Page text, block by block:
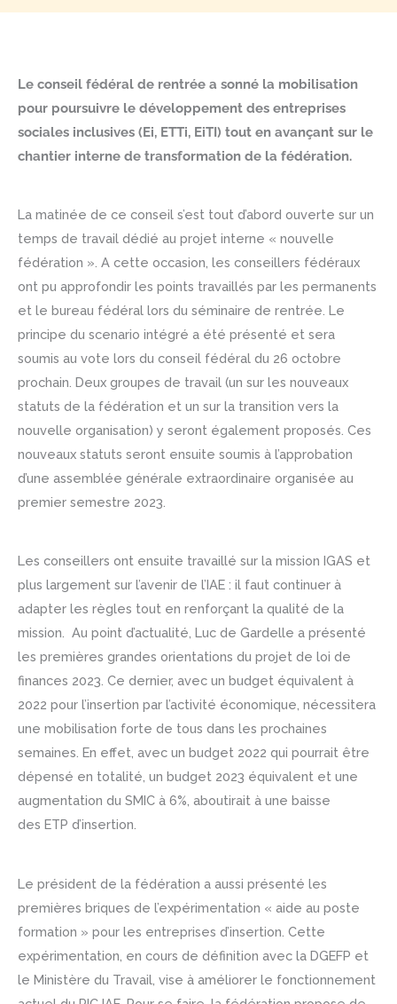
Le conseil fédéral de rentrée a sonné la mobilisation
pour poursuivre le développement des entreprises
sociales inclusives (Ei, ETTi, EiTI) tout en avançant sur le
chantier interne de transformation de la fédération.
La matinée de ce conseil s’est tout d’abord ouverte sur un
temps de travail dédié au projet interne « nouvelle
fédération ». A cette occasion, les conseillers fédéraux
ont pu approfondir les points travaillés par les permanents
et le bureau fédéral lors du séminaire de rentrée. Le
principe du scenario intégré a été présenté et sera
soumis au vote lors du conseil fédéral du 26 octobre
prochain. Deux groupes de travail (un sur les nouveaux
statuts de la fédération et un sur la transition vers la
nouvelle organisation) y seront également proposés. Ces
nouveaux statuts seront ensuite soumis à l’approbation
d’une assemblée générale extraordinaire organisée au
premier semestre 2023.
Les conseillers ont ensuite travaillé sur la mission IGAS et
plus largement sur l’avenir de l’IAE : il faut continuer à
adapter les règles tout en renforçant la qualité de la
mission. Au point d’actualité, Luc de Gardelle a présenté
les premières grandes orientations du projet de loi de
finances 2023. Ce dernier, avec un budget équivalent à
2022 pour l’insertion par l’activité économique, nécessitera
une mobilisation forte de tous dans les prochaines
semaines. En effet, avec un budget 2022 qui pourrait être
dépensé en totalité, un budget 2023 équivalent et une
augmentation du SMIC à 6%, aboutirait à une baisse
des ETP d’insertion.
Le président de la fédération a aussi présenté les
premières briques de l’expérimentation « aide au poste
formation » pour les entreprises d’insertion. Cette
expérimentation, en cours de définition avec la DGEFP et
le Ministère du Travail, vise à améliorer le fonctionnement